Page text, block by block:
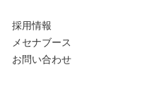
採用情報
メセナブース
お問い合わせ